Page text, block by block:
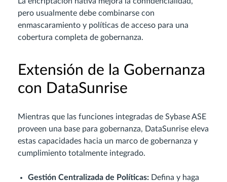
pero usualmente debe combinarse con
enmascaramiento y políticas de acceso para una
cobertura completa de gobernanza.
Extensión de la Gobernanza
con DataSunrise
Mientras que las funciones integradas de Sybase ASE
proveen una base para gobernanza, DataSunrise eleva
estas capacidades hacia un marco de gobernanza y
cumplimiento totalmente integrado.
Gestión Centralizada de Políticas: Defina y haga